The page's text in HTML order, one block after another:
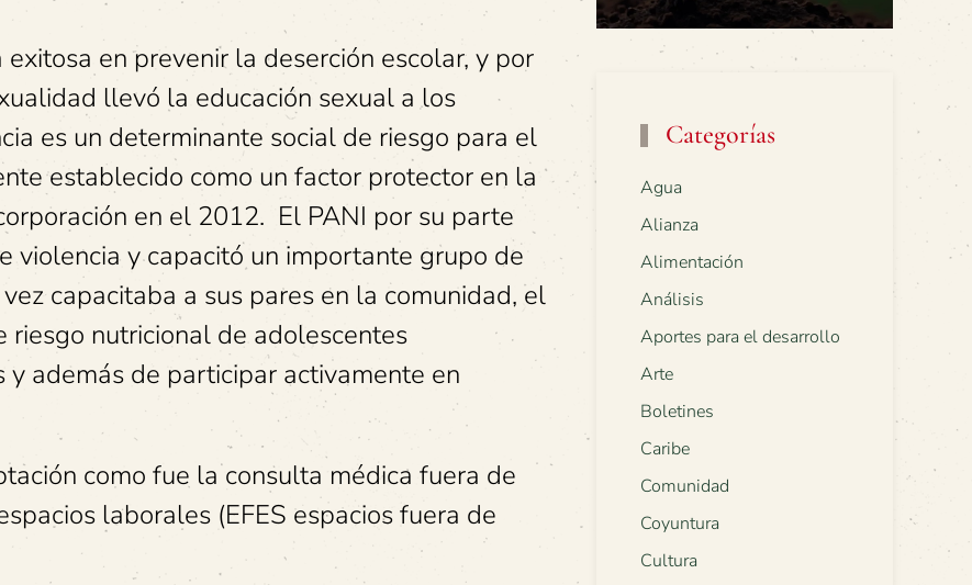
en prevenir la deserción escolar, y por
llevó la educación sexual a los
es un determinante social de riesgo para el
establecido como un factor protector en la
en el 2012. El PANI por su parte
violencia y capacitó un importante grupo de
capacitaba a sus pares en la comunidad, el
riesgo nutricional de adolescentes
además de participar activamente en
como fue la consulta médica fuera de
laborales (EFES espacios fuera de
Categorías
Agua
Alianza
Alimentación
Análisis
Aportes para el desarrollo
Arte
Boletines
Caribe
Comunidad
Coyuntura
Cultura